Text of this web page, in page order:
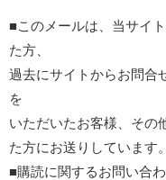
■このメールは、当サイ
た方、
過去にサイトからお問合
を
いただいたお客様、その
た方にお送りしています。
■購読に関するお問い合